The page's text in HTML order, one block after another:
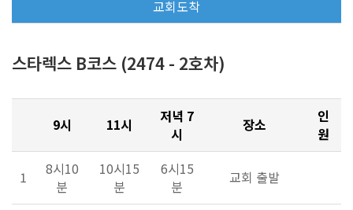
교회도착
스타렉스 B코스 (2474 - 2호차)
9시 11시
저녁 7
시
장소
인
원
1
8시10
분
10시15
분
6시15
분
교회 출발